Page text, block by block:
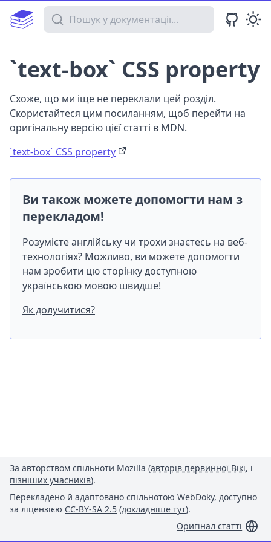
Пошук у документації
`text-box` CSS property
Схоже, що ми іще не переклали цей розділ.
Скористайтеся цим посиланням, щоб перейти на
оригінальну версію цієї статті в MDN.
`text-box` CSS property
Ви також можете допомогти нам з
перекладом!
Розумієте англійську чи трохи знаєтесь на веб-
технологіях? Можливо, ви можете допомогти
нам зробити цю сторінку доступною
українською мовою швидше!
Як долучитися?
За авторством спільноти Mozilla (авторів первинної Вікі, і
пізніших учасників).
Перекладено й адаптовано спільнотою WebDoky, доступно
за ліцензією CC-BY-SA 2.5 (докладніше тут).
Оригінал статті